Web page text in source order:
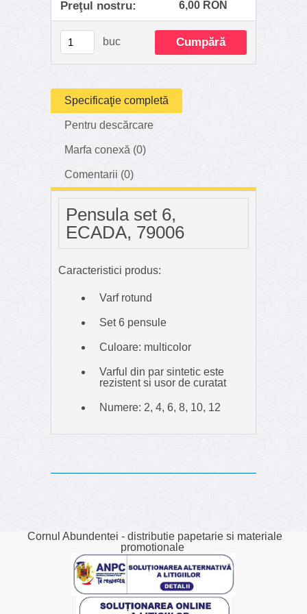
Preţul nostru: 6,00 RON
buc
Specificaţie completă
Pentru descărcare
Marfa conexă (0)
Comentarii (0)
Pensula set 6,
ECADA, 79006
Caracteristici produs:
Varf rotund
Set 6 pensule
Culoare: multicolor
Varful din par sintetic este
rezistent si usor de curatat
Numere: 2, 4, 6, 8, 10, 12
Cornul Abundentei - distributie papetarie si materiale
promotionale